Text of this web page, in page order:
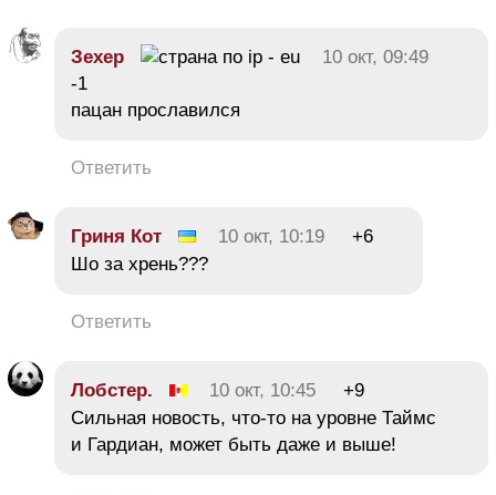
Зехер
10 окт, 09:49
-1
пацан прославился
Ответить
Гриня Кот 10 окт, 10:19
+6
Шо за хрень???
Ответить
Лобстер. 10 окт, 10:45
+9
Сильная новость, что-то на уровне Таймс
и Гардиан, может быть даже и выше!